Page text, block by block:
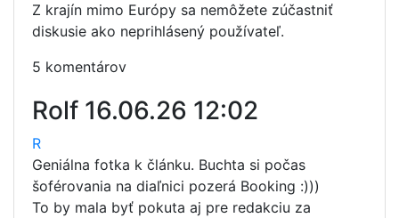
Z krajín mimo Európy sa nemôžete zúčastniť
diskusie ako neprihlásený používateľ.
5 komentárov
Rolf 16.06.26 12:02
R
Geniálna fotka k článku. Buchta si počas
šoférovania na diaľnici pozerá Booking :)))
To by mala byť pokuta aj pre redakciu za